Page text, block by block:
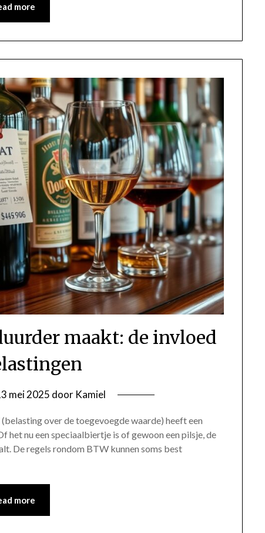
more
maakt: de invloed
mei 2025 door Kamiel
over de toegevoegde waarde) heeft een
nu een speciaalbiertje is of gewoon een pilsje, de
De regels rondom BTW kunnen soms best
more